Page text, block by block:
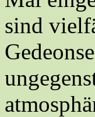
sind